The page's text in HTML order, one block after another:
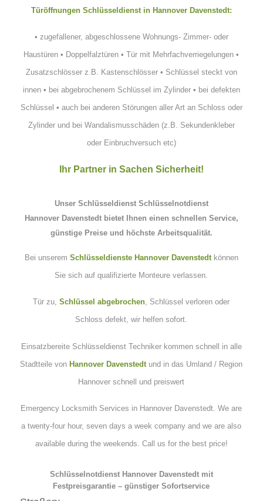
Türöffnungen Schlüsseldienst in Hannover Davenstedt:
• zugefallener, abgeschlossene Wohnungs- Zimmer- oder
Haustüren• Doppelfalztüren•Tür mit Mehrfachverriegelungen•
Zusatzschlösser z.B. Kastenschlösser • Schlüssel steckt von
innen • bei abgebrochenem Schlüssel im Zylinder • bei defekten
Schlüssel • auch bei anderen Störungen aller Art an Schloss oder
Zylinder und bei Wandalismusschäden (z.B. Sekundenkleber
oder Einbruchversuch etc)
Ihr Partner in Sachen Sicherheit!
Unser Schlüsseldienst Schlüsselnotdienst
HannoverDavenstedt bietet Ihnen einen schnellen Service,
günstige Preise und höchste Arbeitsqualität.
Bei unserem Schlüsseldienste Hannover Davenstedtkönnen
Sie sich auf qualifizierte Monteure verlassen.
Tür zu,Schlüssel abgebrochen, Schlüssel verloren oder
Schloss defekt, wir helfen sofort.
Einsatzbereite Schlüsseldienst Techniker kommen schnell in alle
Stadtteile vonHannover Davenstedt und in das Umland / Region
Hannover schnell und preiswert
Emergency Locksmith Services in Hannover Davenstedt. We are
a twenty-four hour, seven days a week company and we are also
available during the weekends. Call us for the best price!
Schlüsselnotdienst Hannover Davenstedt mit
Festpreisgarantie – günstiger Sofortservice